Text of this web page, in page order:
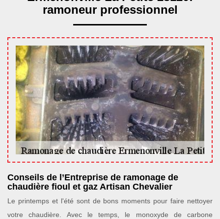
ramoneur professionnel
Conseils de l’Entreprise de ramonage de
chaudière fioul et gaz Artisan Chevalier
Le printemps et l'été sont de bons moments pour faire nettoyer
votre chaudière. Avec le temps, le monoxyde de carbone